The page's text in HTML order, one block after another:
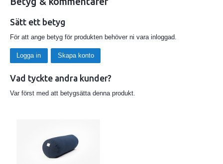
Knip den sista meditaionskudden
Sätt ett betyg
För att ange betyg för produkten behöver ni vara inloggad.
Logga in Skapa konto
Vad tyckte andra kunder?
Var först med att betygsätta denna produkt.